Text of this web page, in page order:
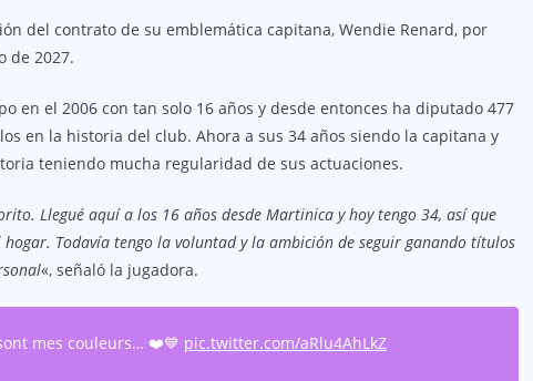
del contrato de su emblemática capitana, Wendie Renard, por
de 2027.
en el 2006 con tan solo 16 años y desde entonces ha diputado 477
en la historia del club. Ahora a sus 34 años siendo la capitana y
teniendo mucha regularidad de sus actuaciones.
Llegué aquí a los 16 años desde Martinica y hoy tengo 34, así que
Todavía tengo la voluntad y la ambición de seguir ganando títulos
«, señaló la jugadora.
mes couleurs… ❤️💙 pic.twitter.com/aRlu4AhLkZ